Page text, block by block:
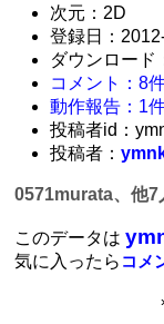
次元：2D
登録日：
ダウンロード
コメント：8
動作報告：1
投稿者id：
投稿者：
0571murata、他7
このデータは
気に入ったら コメ